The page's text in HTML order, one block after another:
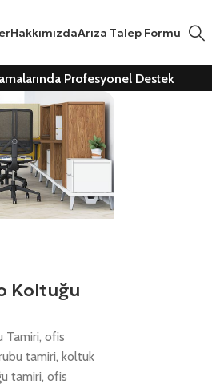
HakkımızdaArıza Talep Formu
Profesyonel Destek
Koltuğu
Tamiri, ofis
tamiri, koltuk
tamiri, ofis